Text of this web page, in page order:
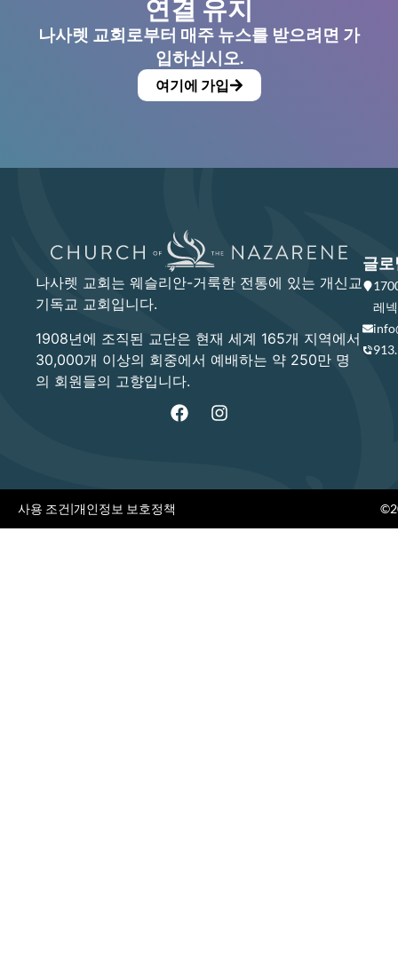
연결 유지
나사렛 교회로부터 매주 뉴스를 받으려면 가
입하십시오.
여기에 가입
나사렛 교회는 웨슬리안-거룩한 전통에 있는 개신교
기독교 교회입니다.
1908년에 조직된 교단은 현재 세계 165개 지역에서
30,000개 이상의 회중에서 예배하는 약 250만 명
의 회원들의 고향입니다.
글로
레
사용 조건|개인정보 보호정책